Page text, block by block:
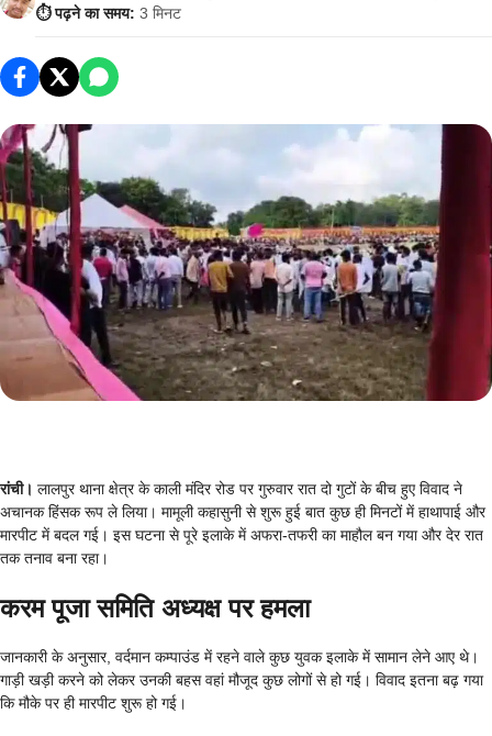
⏱️ पढ़ने का समय: 3 मिनट
रांची। लालपुर थाना क्षेत्र के काली मंदिर रोड पर गुरुवार रात दो गुटों के बीच हुए विवाद ने
अचानक हिंसक रूप ले लिया। मामूली कहासुनी से शुरू हुई बात कुछ ही मिनटों में हाथापाई और
मारपीट में बदल गई। इस घटना से पूरे इलाके में अफरा-तफरी का माहौल बन गया और देर रात
तक तनाव बना रहा।
करम पूजा समिति अध्यक्ष पर हमला
जानकारी के अनुसार, वर्दमान कम्पाउंड में रहने वाले कुछ युवक इलाके में सामान लेने आए थे।
गाड़ी खड़ी करने को लेकर उनकी बहस वहां मौजूद कुछ लोगों से हो गई। विवाद इतना बढ़ गया
कि मौके पर ही मारपीट शुरू हो गई।